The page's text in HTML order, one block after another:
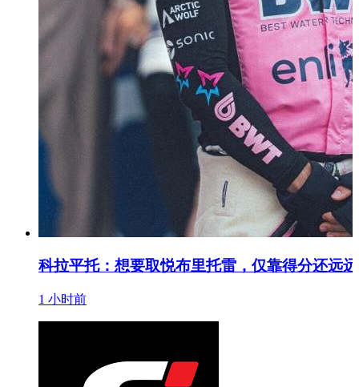
科拉平托：想要取悦布里托雷，仅靠得分还远
1 小时前